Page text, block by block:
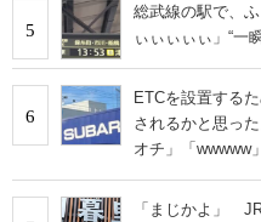
5
総武線の駅で、
ぃぃぃぃぃ」“一
6
ETCを設置する
されるかと思っ
オチ」「wwwww」
「まじかよ」